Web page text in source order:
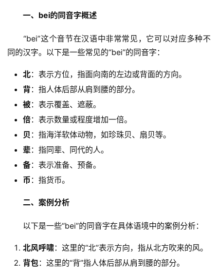
一、bei的同音字概述
“bei”这个音节在汉语中非常常见，它可以对应多种不
同的汉字。以下是一些常见的“bei”的同音字：
北：表示方位，指面向南的左边或背面的方向。
背：指人体后部从肩到腰的部分。
被：表示覆盖、遮蔽。
倍：表示数量或程度增加一倍。
贝 ：指海洋软体动物，如珍珠贝、扇贝等。
辈：指同辈、同代的人。
备：表示准备、预备。
币 ：指货币。
二、案例分析
以下是一些“bei”的同音字在具体语境中的案例分析：
北风呼啸：这里的“北”表示方向，指从北方吹来的风。
背包：这里的“背”指人体后部从肩到腰的部分。